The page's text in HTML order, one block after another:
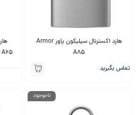
هارد اکسترنال سیلیکون پاور Armor
A85
تماس بگیرید
ناموجود